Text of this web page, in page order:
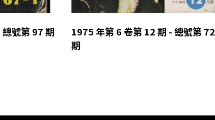
號第 97 期
1975 年第 6 卷第 12 期 - 總號第 72
期